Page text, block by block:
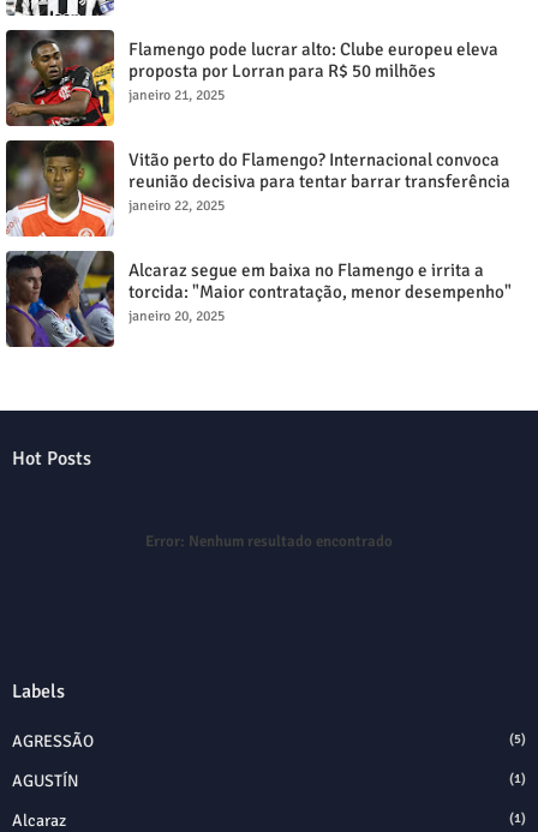
Flamengo pode lucrar alto: Clube europeu eleva
proposta por Lorran para R$ 50 milhões
janeiro 21, 2025
Vitão perto do Flamengo? Internacional convoca
reunião decisiva para tentar barrar transferência
milionária
janeiro 22, 2025
Alcaraz segue em baixa no Flamengo e irrita a
torcida: "Maior contratação, menor desempenho"
janeiro 20, 2025
Hot Posts
Error: Nenhum resultado encontrado
Labels
AGRESSÃO (5)
AGUSTÍN (1)
Alcaraz (1)